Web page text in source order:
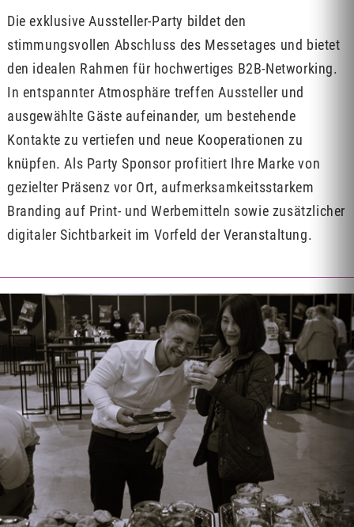
Die exklusive Aussteller-Party bildet den
stimmungsvollen Abschluss des Messetages und bietet
den idealen Rahmen für hochwertiges B2B-Networking.
In entspannter Atmosphäre treffen Aussteller und
ausgewählte Gäste aufeinander, um bestehende
Kontakte zu vertiefen und neue Kooperationen zu
knüpfen. Als Party Sponsor profitiert Ihre Marke von
gezielter Präsenz vor Ort, aufmerksamkeitsstarkem
Branding auf Print- und Werbemitteln sowie zusätzlicher
digitaler Sichtbarkeit im Vorfeld der Veranstaltung.